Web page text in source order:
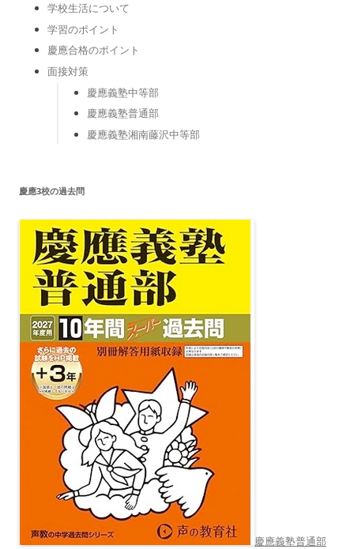
学校生活について
学習のポイント
慶應合格のポイント
面接対策
慶應義塾中等部
慶應義塾普通部
慶應義塾湘南藤沢中等部
慶應3校の過去問
慶應義塾普通部